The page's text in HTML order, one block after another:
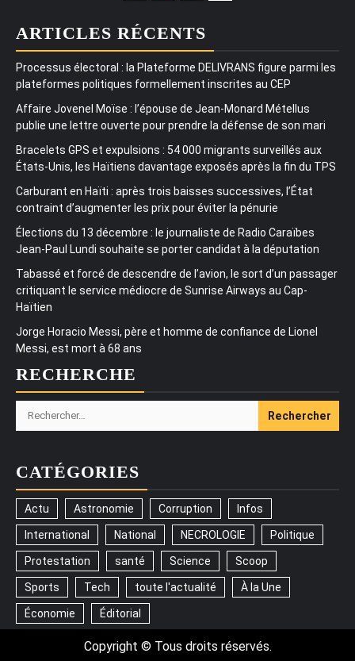
ARTICLES RÉCENTS
Processus électoral : la Plateforme DELIVRANS figure parmi les
plateformes politiques formellement inscrites au CEP
Affaire Jovenel Moïse : l’épouse de Jean-Monard Métellus
publie une lettre ouverte pour prendre la défense de son mari
Bracelets GPS et expulsions : 54 000 migrants surveillés aux
États-Unis, les Haïtiens davantage exposés après la fin du TPS
Carburant en Haïti : après trois baisses successives, l’État
contraint d’augmenter les prix pour éviter la pénurie
Élections du 13 décembre : le journaliste de Radio Caraïbes
Jean-Paul Lundi souhaite se porter candidat à la députation
Tabassé et forcé de descendre de l’avion, le sort d’un passager
critiquant le service médiocre de Sunrise Airways au Cap-
Haïtien
Jorge Horacio Messi, père et homme de confiance de Lionel
Messi, est mort à 68 ans
RECHERCHE
Rechercher :
CATÉGORIES
Actu Astronomie Corruption Infos
International National NECROLOGIE Politique
Protestation santé Science Scoop
Sports Tech toute l'actualité À la Une
Économie Éditorial
Copyright © Tous droits réservés.